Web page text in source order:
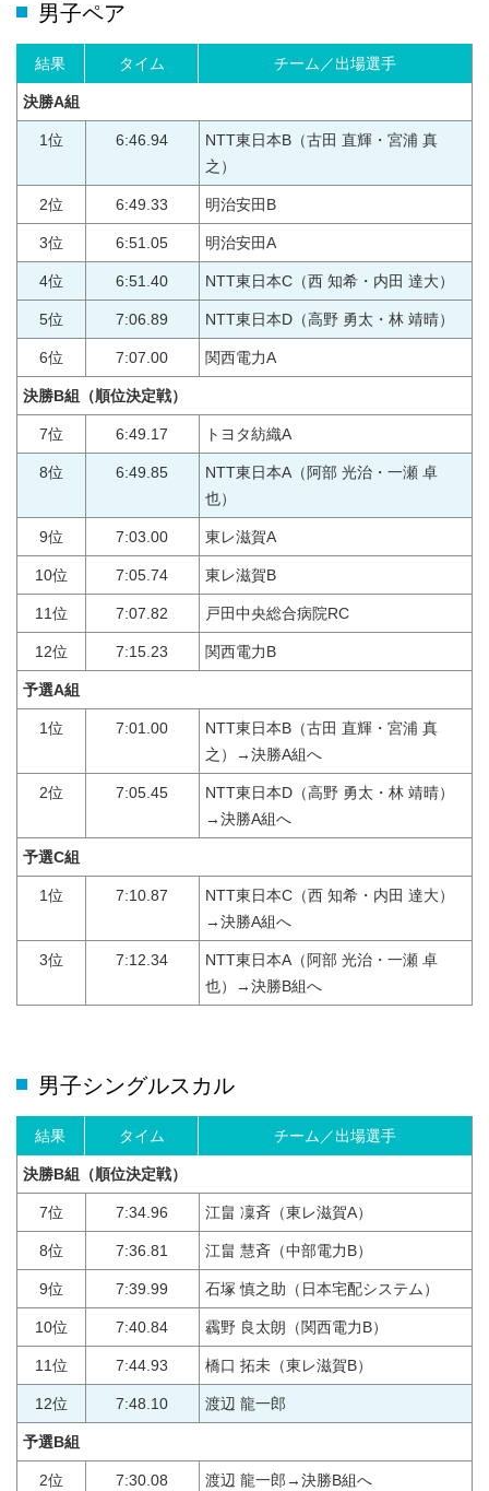
男子ペア
結果 タイム チーム／出場選手
決勝A組
1位 6:46.94
NTT東日本B（古田 直輝・宮浦 真
之）
2位 6:49.33 明治安田B
3位 6:51.05 明治安田A
4位 6:51.40 NTT東日本C（西 知希・内田 達大）
5位 7:06.89 NTT東日本D（高野 勇太・林 靖晴）
6位 7:07.00 関西電力A
決勝B組 （順位決定戦）
7位 6:49.17 トヨタ紡織A
8位 6:49.85
NTT東日本A（阿部 光治・一瀬 卓
也）
9位 7:03.00 東レ滋賀A
10位 7:05.74 東レ滋賀B
11位 7:07.82 戸田中央総合病院RC
12位 7:15.23 関西電力B
予選A組
1位 7:01.00
NTT東日本B（古田 直輝・宮浦 真
之）→決勝A組へ
2位 7:05.45
NTT東日本D（高野 勇太・林 靖晴）
→決勝A組へ
予選C組
1位 7:10.87
NTT東日本C（西 知希・内田 達大）
→決勝A組へ
3位 7:12.34
NTT東日本A（阿部 光治・一瀬 卓
也）→決勝B組へ
男子シングルスカル
結果 タイム チーム／出場選手
決勝B組 （順位決定戦）
7位 7:34.96 江畠 凜斉（東レ滋賀A）
8位 7:36.81 江畠 慧斉（中部電力B）
9位 7:39.99 石塚 慎之助（日本宅配システム）
10位 7:40.84 靏野 良太朗（関西電力B）
11位 7:44.93 橋口 拓未（東レ滋賀B）
12位 7:48.10 渡辺 龍一郎
予選B組
2位 7:30.08 渡辺 龍一郎→決勝B組へ